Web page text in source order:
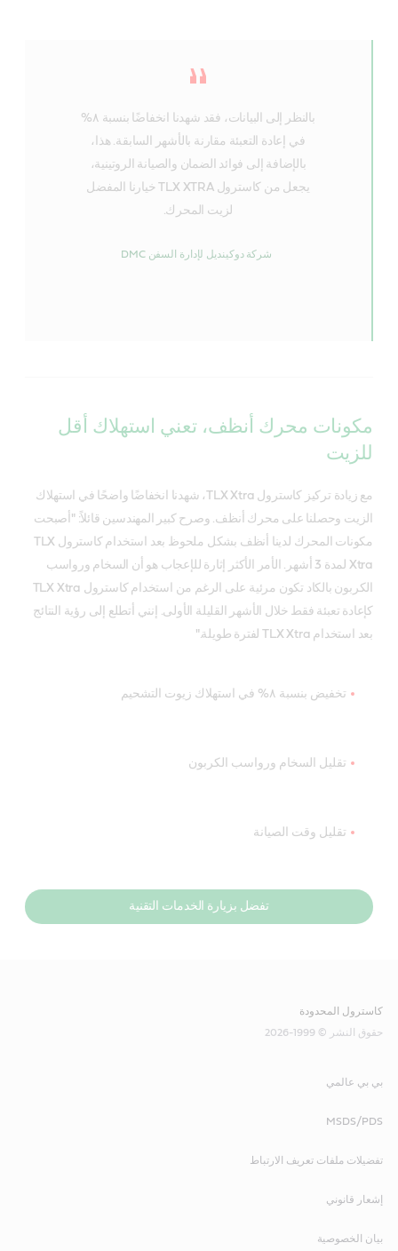
بالنظر إلى البيانات، فقد شهدنا انخفاضًا بنسبة ٨%
في إعادة التعبئة مقارنة بالأشهر السابقة. هذا،
بالإضافة إلى فوائد الضمان والصيانة الروتينية،
يجعل من كاسترول TLX XTRA خيارنا المفضل
لزيت المحرك.
شركة دوكينديل لإدارة السفن DMC
مكونات محرك أنظف، تعني استهلاك أقل
للزيت
مع زيادة تركيز كاسترول TLX Xtra، شهدنا انخفاضًا واضحًا في استهلاك
الزيت وحصلنا على محرك أنظف. وصرح كبير المهندسين قائلاً: "أصبحت
مكونات المحرك لدينا أنظف بشكل ملحوظ بعد استخدام كاسترول TLX
Xtra لمدة 3 أشهر. الأمر الأكثر إثارة للإعجاب هو أن السخام ورواسب
الكربون بالكاد تكون مرئية على الرغم من استخدام كاسترول TLX Xtra
كإعادة تعبئة فقط خلال الأشهر القليلة الأولى. إنني أتطلع إلى رؤية النتائج
بعد استخدام TLX Xtra لفترة طويلة."
تخفيض بنسبة ٨% في استهلاك زيوت التشحيم
تقليل السخام ورواسب الكربون
تقليل وقت الصيانة
تفضل بزيارة الخدمات التقنية
كاسترول المحدودة
حقوق النشر © 1999-2026
بي بي عالمي
MSDS/PDS
تفضيلات ملفات تعريف الارتباط
إشعار قانوني
بيان الخصوصية